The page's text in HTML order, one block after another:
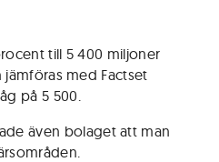
till 5 400 miljoner
med Factset
på 5 500.
även bolaget att man